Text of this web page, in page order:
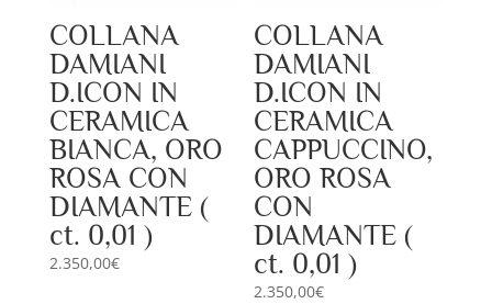
COLLANA
DAMIANI
D.ICON IN
CERAMICA
BIANCA, ORO
ROSA CON
DIAMANTE (
ct. 0,01 )
2.350,00€
COLLANA
DAMIANI
D.ICON IN
CERAMICA
CAPPUCCINO,
ORO ROSA
CON
DIAMANTE (
ct. 0,01 )
2.350,00€